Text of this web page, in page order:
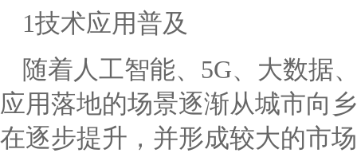
1技术应用普及
随着人工智能、5G、大数据
应用落地的场景逐渐从城市向
在逐步提升，并形成较大的市